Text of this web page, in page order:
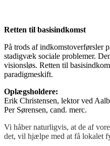
Retten til basisindkomst
På trods af indkomstoverførsler
stadigvæk sociale problemer.
visionsløs. Retten til
paradigmeskift.
Oplægsholdere:
Erik Christensen, lektor ved
Per Sørensen, cand. merc.
Vi håber naturligvis, at de af
det, vil hjælpe med at få lokalet